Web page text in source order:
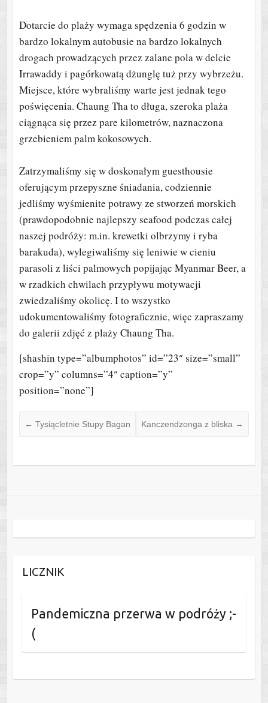
Dotarcie do plaży wymaga spędzenia 6 godzin w
bardzo lokalnym autobusie na bardzo lokalnych
drogach prowadzących przez zalane pola w delcie
Irrawaddy i pagórkowatą dżunglę tuż przy wybrzeżu.
Miejsce, które wybraliśmy warte jest jednak tego
poświęcenia. Chaung Tha to długa, szeroka plaża
ciągnąca się przez pare kilometrów, naznaczona
grzebieniem palm kokosowych.
Zatrzymaliśmy się w doskonałym guesthousie
oferującym przepyszne śniadania, codziennie
jedliśmy wyśmienite potrawy ze stworzeń morskich
(prawdopodobnie najlepszy seafood podczas całej
naszej podróży: m.in. krewetki olbrzymy i ryba
barakuda), wylegiwaliśmy się leniwie w cieniu
parasoli z liści palmowych popijając Myanmar Beer, a
w rzadkich chwilach przypływu motywacji
zwiedzaliśmy okolicę. I to wszystko
udokumentowaliśmy fotograficznie, więc zapraszamy
do galerii zdjęć z plaży Chaung Tha.
[shashin type=”albumphotos” id=”23″ size=”small”
crop=”y” columns=”4″ caption=”y”
position=”none”]
← Tysiącletnie Stupy Bagan Kanczendzonga z bliska →
LICZNIK
Pandemiczna przerwa w podróży ;-
(